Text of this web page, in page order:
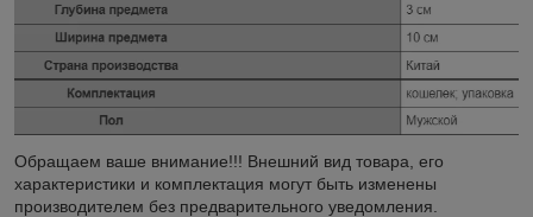
Обращаем ваше внимание!!! Внешний вид товара, его
характеристики и комплектация могут быть изменены
производителем без предварительного уведомления.